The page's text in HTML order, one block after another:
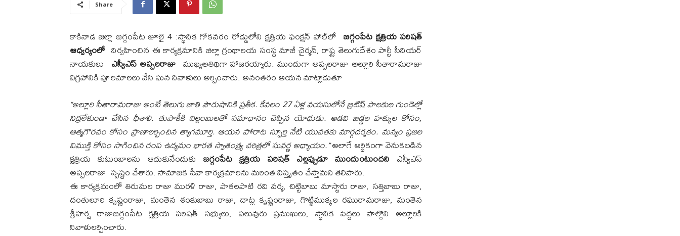
Share
కాకినాడ జిల్లా జగ్గంపేట జూలై 4 :స్థానిక గోకవరం రోడ్డులోని క్షత్రియ ఫంక్షన్ హాల్‌లో జగ్గంపేట క్షత్రియ పరిషత్
ఆధ్వర్యంలో నిర్వహించిన ఈ కార్యక్రమానికి జిల్లా గ్రంథాలయ సంస్థ మాజీ చైర్మన్, రాష్ట్ర తెలుగుదేశం పార్టీ సీనియర్
నాయకులు ఎస్వీఎస్ అప్పలరాజు ముఖ్యఅతిథిగా హాజరయ్యారు. ముందుగా అప్పలరాజు అల్లూరి సీతారామరాజు
విగ్రహానికి పూలమాలలు వేసి ఘన నివాళులు అర్పించారు. అనంతరం ఆయన మాట్లాడుతూ
“అల్లూరి సీతారామరాజు అంటే తెలుగు జాతి పౌరుషానికి ప్రతీక. కేవలం 27 ఏళ్ల వయసులోనే బ్రిటిష్ పాలకుల గుండెల్లో
నిద్రలేకుండా చేసిన ధీశాలి. తుపాకీకి విల్లంబులతో సమాధానం చెప్పిన యోధుడు. అడవి బిడ్డల హక్కుల కోసం,
ఆత్మగౌరవం కోసం ప్రాణాలర్పించిన త్యాగమూర్తి. ఆయన పోరాట స్ఫూర్తి నేటి యువతకు మార్గదర్శకం. మన్యం ప్రజల
విముక్తి కోసం సాగించిన రంప ఉద్యమం భారత స్వాతంత్ర్య చరిత్రలో సువర్ణ అధ్యాయం.”అలాగే ఆర్థికంగా వెనుకబడిన
క్షత్రియ కుటుంబాలను ఆదుకునేందుకు జగ్గంపేట క్షత్రియ పరిషత్ ఎల్లప్పుడూ ముందుంటుందని ఎస్వీఎస్
అప్పలరాజు స్పష్టం చేశారు. సామాజిక సేవా కార్యక్రమాలను మరింత విస్తృతం చేస్తామని తెలిపారు.
ఈ కార్యక్రమంలో తిరుమల రాజు మురళి రాజు, పాకలపాటి రవి వర్మ, చిట్టిబాబు మాస్టారు రాజు, సత్తిబాబు రాజు,
దంతులూరి కృష్ణంరాజు, మంతెన శంకుబాబు రాజు, దాట్ల కృష్ణంరాజు, గొట్టిముక్కల రఘురామరాజు, మంతెన
శ్రీహర్ష రాజుజగ్గంపేట క్షత్రియ పరిషత్ సభ్యులు, పలువురు ప్రముఖులు, స్థానిక పెద్దలు పాల్గొని అల్లూరికి
నివాళులర్పించారు.